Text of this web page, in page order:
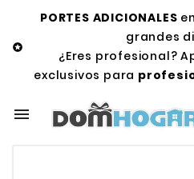

PORTES ADICIONALES
grandes
¿Eres profesional?
exclusivos para
